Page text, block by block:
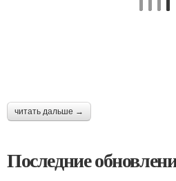
читать дальше →
Последние